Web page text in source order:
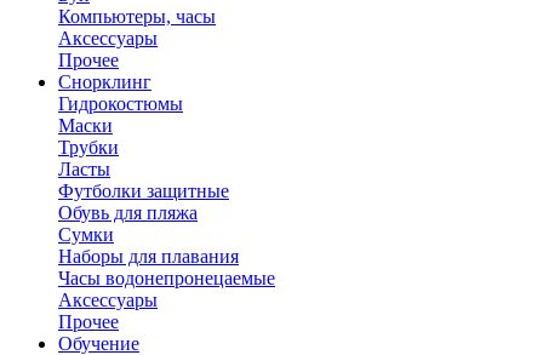
Компьютеры, часы
Аксессуары
Прочее
Снорклинг
Гидрокостюмы
Маски
Трубки
Ласты
Футболки защитные
Обувь для пляжа
Сумки
Наборы для плавания
Часы водонепронецаемые
Аксессуары
Прочее
Обучение